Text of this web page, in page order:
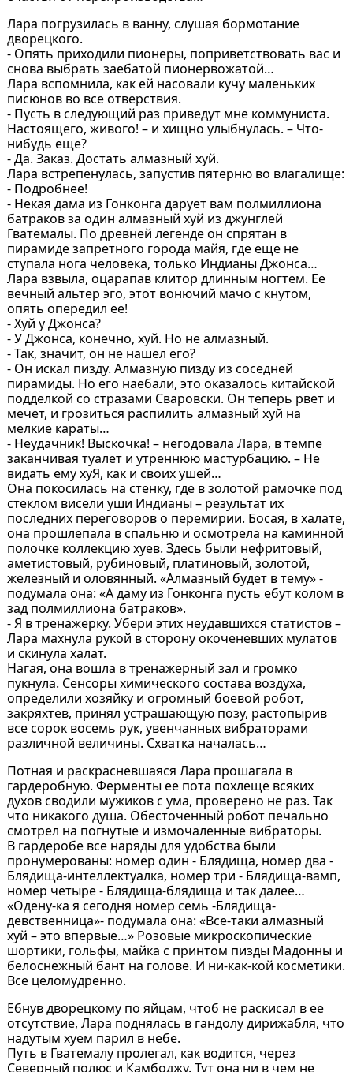
Лара погрузилась в ванну, слушая бормотание
дворецкого.
- Опять приходили пионеры, поприветствовать вас и
снова выбрать заебатой пионервожатой…
Лара вспомнила, как ей насовали кучу маленьких
писюнов во все отверствия.
- Пусть в следующий раз приведут мне коммуниста.
Настоящего, живого! – и хищно улыбнулась. – Что-
нибудь еще?
- Да. Заказ. Достать алмазный хуй.
Лара встрепенулась, запустив пятерню во влагалище:
- Подробнее!
- Некая дама из Гонконга дарует вам полмиллиона
батраков за один алмазный хуй из джунглей
Гватемалы. По древней легенде он спрятан в
пирамиде запретного города майя, где еще не
ступала нога человека, только Индианы Джонса…
Лара взвыла, оцарапав клитор длинным ногтем. Ее
вечный альтер эго, этот вонючий мачо с кнутом,
опять опередил ее!
- Хуй у Джонса?
- У Джонса, конечно, хуй. Но не алмазный.
- Так, значит, он не нашел его?
- Он искал пизду. Алмазную пизду из соседней
пирамиды. Но его наебали, это оказалось китайской
подделкой со стразами Сваровски. Он теперь рвет и
мечет, и грозиться распилить алмазный хуй на
мелкие караты…
- Неудачник! Выскочка! – негодовала Лара, в темпе
заканчивая туалет и утреннюю мастурбацию. – Не
видать ему хуЯ, как и своих ушей…
Она покосилась на стенку, где в золотой рамочке под
стеклом висели уши Индианы – результат их
последних переговоров о перемирии. Босая, в халате,
она прошлепала в спальню и осмотрела на каминной
полочке коллекцию хуев. Здесь были нефритовый,
аметистовый, рубиновый, платиновый, золотой,
железный и оловянный. «Алмазный будет в тему» -
подумала она: «А даму из Гонконга пусть ебут колом в
зад полмиллиона батраков».
- Я в тренажерку. Убери этих неудавшихся статистов –
Лара махнула рукой в сторону окоченевших мулатов
и скинула халат.
Нагая, она вошла в тренажерный зал и громко
пукнула. Сенсоры химического состава воздуха,
определили хозяйку и огромный боевой робот,
закряхтев, принял устрашающую позу, растопырив
все сорок восемь рук, увенчанных вибраторами
различной величины. Схватка началась…
Потная и раскрасневшаяся Лара прошагала в
гардеробную. Ферменты ее пота похлеще всяких
духов сводили мужиков с ума, проверено не раз. Так
что никакого душа. Обесточенный робот печально
смотрел на погнутые и измочаленные вибраторы.
В гардеробе все наряды для удобства были
пронумерованы: номер один - Блядища, номер два -
Блядища-интеллектуалка, номер три - Блядища-вамп,
номер четыре - Блядища-блядища и так далее…
«Одену-ка я сегодня номер семь -Блядища-
девственница»- подумала она: «Все-таки алмазный
хуй – это впервые…» Розовые микроскопические
шортики, гольфы, майка с принтом пизды Мадонны и
белоснежный бант на голове. И ни-как-кой косметики.
Все целомудренно.
Ебнув дворецкому по яйцам, чтоб не раскисал в ее
отсутствие, Лара поднялась в гандолу дирижабля, что
надутым хуем парил в небе.
Путь в Гватемалу пролегал, как водится, через
Северный полюс и Камбоджу. Тут она ни в чем не